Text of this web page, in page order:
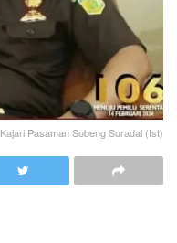
Kajari Pasaman Sobeng Suradal (Ist)